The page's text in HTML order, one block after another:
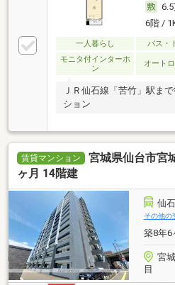
6階 /
一人暮らし バス・
モニタ付インターホ
ン
オート
ＪＲ仙石線「苦竹」駅ま
ション
賃貸マンション
宮城県仙台市宮
ヶ月 14階建
仙
その他の
築8年6
宮
目